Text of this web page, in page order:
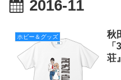
2016-11
ホビー＆グッズ
秋
荘